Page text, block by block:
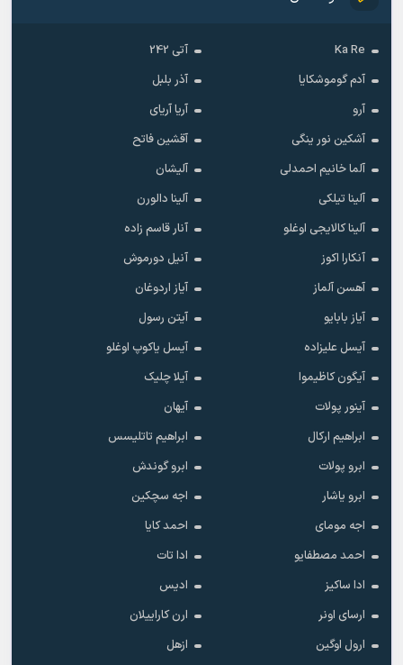
Ka Re
آتی 242
آدم گوموشکایا
آذر بلبل
آرو
آریا آریای
آشکین نور ینگی
آقشین فاتح
آلما خانیم احمدلی
آلیشان
آلینا تیلکی
آلینا دالورن
آلینا کالایجی اوغلو
آنار قاسم زاده
آنکارا اکوز
آنیل دورموش
آهسن آلماز
آیاز اردوغان
آیاز بابایو
آیتن رسول
آیسل علیزاده
آیسل یاکوپ اوغلو
آیگون کاظیموا
آیلا چلیک
آینور پولات
آیهان
ابراهیم ارکال
ابراهیم تاتلیسس
ابرو پولات
ابرو گوندش
ابرو یاشار
اجه سچکین
اجه مومای
احمد کایا
احمد مصطفایو
ادا تات
ادا ساکیز
ادیس
ارسای اونر
ارن کاراییلان
ارول اوگین
ازهل